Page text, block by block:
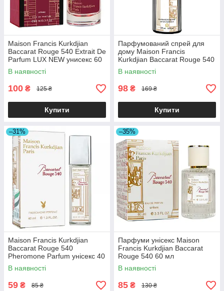
Maison Francis Kurkdjian
Baccarat Rouge 540 Extrait De
Parfum LUX NEW унисекс 60
мл
В наявності
100 ₴ 125 ₴
Купити
Парфумований спрей для
дому Maison Francis
Kurkdjian Baccarat Rouge 540
Brand Collection 275 мл
В наявності
98 ₴ 169 ₴
Купити
–31%
Maison Francis Kurkdjian
Baccarat Rouge 540
Pheromone Parfum унісекс 40
мл
В наявності
59 ₴ 85 ₴
–35%
Парфуми унісекс Maison
Francis Kurkdjian Baccarat
Rouge 540 60 мл
В наявності
85 ₴ 130 ₴